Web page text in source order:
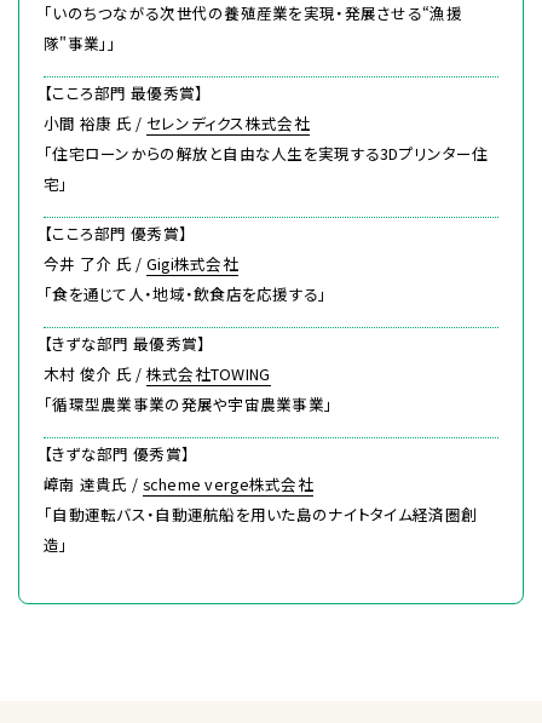
「いのちつながる次世代の養殖産業を実現・発展させる“漁援
隊"事業」」
【こころ部門 最優秀賞】
小間 裕康 氏 / セレンディクス株式会社
「住宅ローンからの解放と自由な人生を実現する3Dプリンター住
宅」
【こころ部門 優秀賞】
今井 了介 氏 / Gigi株式会社
「食を通じて人・地域・飲食店を応援する」
【きずな部門 最優秀賞】
木村 俊介 氏 / 株式会社TOWING
「循環型農業事業の発展や宇宙農業事業」
【きずな部門 優秀賞】
嶂南 達貴氏 / scheme verge株式会社
「自動運転バス・自動運航船を用いた島のナイトタイム経済圏創
造」